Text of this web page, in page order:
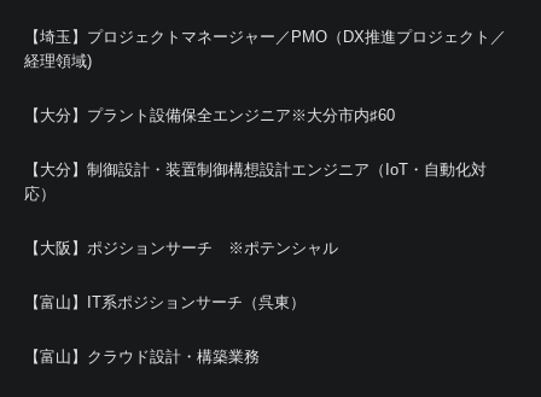
【埼玉】プロジェクトマネージャー／PMO（DX推進プロジェクト／
経理領域)
【大分】プラント設備保全エンジニア※大分市内♯60
【大分】制御設計・装置制御構想設計エンジニア（IoT・自動化対
応）
【大阪】ポジションサーチ ※ポテンシャル
【富山】IT系ポジションサーチ（呉東）
【富山】クラウド設計・構築業務